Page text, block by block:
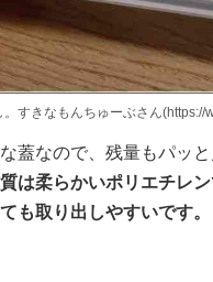
すきなもんちゅーぶさん
蓋なので、残量もパッと
は柔らかいポリエチレ
も取り出しやすいです。